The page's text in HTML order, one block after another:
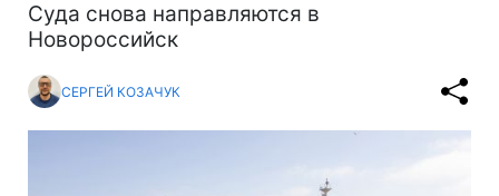
Суда снова направляются в
Новороссийск
СЕРГЕЙ КОЗАЧУК